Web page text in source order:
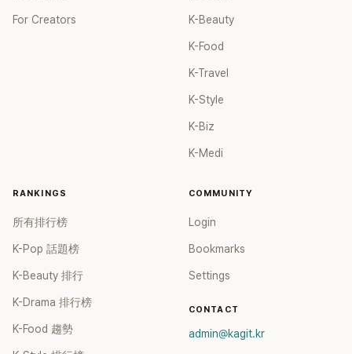
For Creators K-Beauty
K-Food
K-Travel
K-Style
K-Biz
K-Medi
RANKINGS
所有排行榜
K-Pop 話題榜
K-Beauty 排行
K-Drama 排行榜
K-Food 趨勢
COMMUNITY
Login
Bookmarks
Settings
CONTACT
admin@kagit.kr